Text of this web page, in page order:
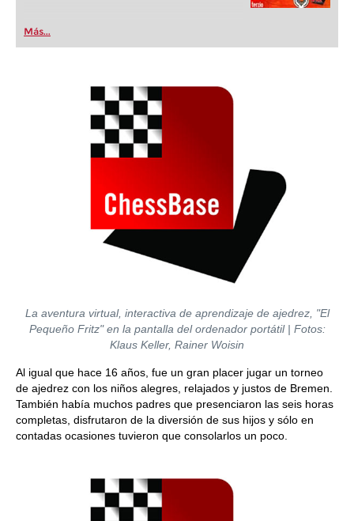
Más...
La aventura virtual, interactiva de aprendizaje de ajedrez, "El
Pequeño Fritz" en la pantalla del ordenador portátil | Fotos:
Klaus Keller, Rainer Woisin
Al igual que hace 16 años, fue un gran placer jugar un torneo
de ajedrez con los niños alegres, relajados y justos de Bremen.
También había muchos padres que presenciaron las seis horas
completas, disfrutaron de la diversión de sus hijos y sólo en
contadas ocasiones tuvieron que consolarlos un poco.